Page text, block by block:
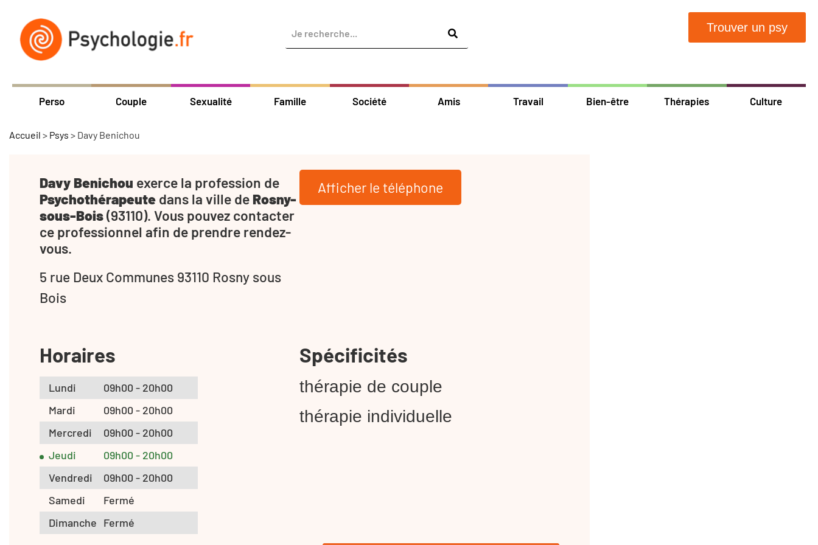
Trouver un psy
Perso Couple Sexualité Famille Société Amis Travail Bien-être Thérapies Culture
Accueil > Psys > Davy Benichou
Davy Benichou exerce la profession de
Psychothérapeute dans la ville de Rosny-
sous-Bois(93110). Vous pouvez contacter
ce professionnel afin de prendre rendez-
vous.
5 rue Deux Communes 93110 Rosny sous
Bois
Afficher le téléphone
Horaires
Lundi
09h00 - 20h00
Mardi
09h00 - 20h00
Mercredi
09h00 - 20h00
Jeudi
09h00 - 20h00
Vendredi
09h00 - 20h00
Samedi
Fermé
Dimanche Fermé
Spécificités
thérapie de couple
thérapie individuelle